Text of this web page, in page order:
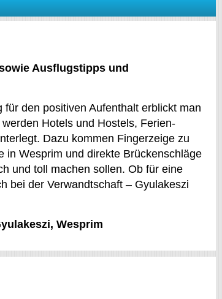
Ausflugstipps und
den positiven Aufenthalt erblickt man
Hotels und Hostels, Ferien-
Dazu kommen Fingerzeige zu
in Wesprim und direkte Brückenschläge
und toll machen sollen. Ob für eine
bei der Verwandtschaft – Gyulakeszi
Wesprim